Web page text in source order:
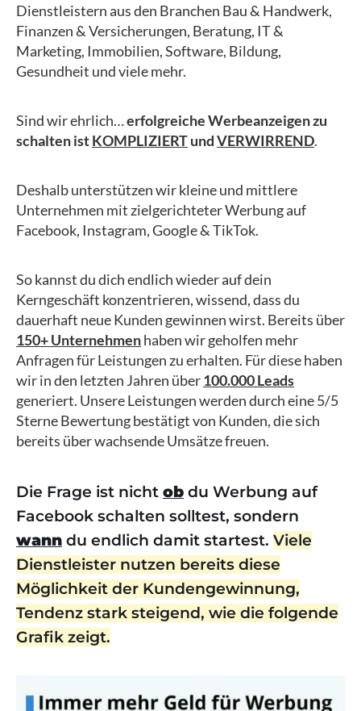
Dienstleistern aus den Branchen Bau & Handwerk,
Finanzen & Versicherungen, Beratung, IT &
Marketing, Immobilien, Software, Bildung,
Gesundheit und viele mehr.
Sind wir ehrlich…erfolgreiche Werbeanzeigen zu
schalten istKOMPLIZIERTundVERWIRREND.
Deshalb unterstützen wir kleine und mittlere
Unternehmen mit zielgerichteter Werbung auf
Facebook, Instagram, Google & TikTok.
So kannst du dich endlich wieder auf dein
Kerngeschäft konzentrieren, wissend, dass du
dauerhaft neue Kunden gewinnen wirst. Bereits über
150+ Unternehmenhaben wir geholfen mehr
Anfragen für Leistungen zu erhalten. Für diese haben
wir in den letzten Jahren über100.000 Leads
generiert. Unsere Leistungen werden durch eine 5/5
Sterne Bewertungbestätigt von Kunden, die sich
bereits über wachsende Umsätze freuen.
Die Frage ist nicht ob du Werbung auf
Facebook schalten solltest, sondern
wann du endlich damit startest. Viele
Dienstleister nutzen bereits diese
Möglichkeit der Kundengewinnung,
Tendenz stark steigend, wie die folgende
Grafik zeigt.